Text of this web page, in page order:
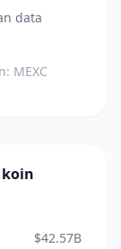
data
MEXC
$42.57B